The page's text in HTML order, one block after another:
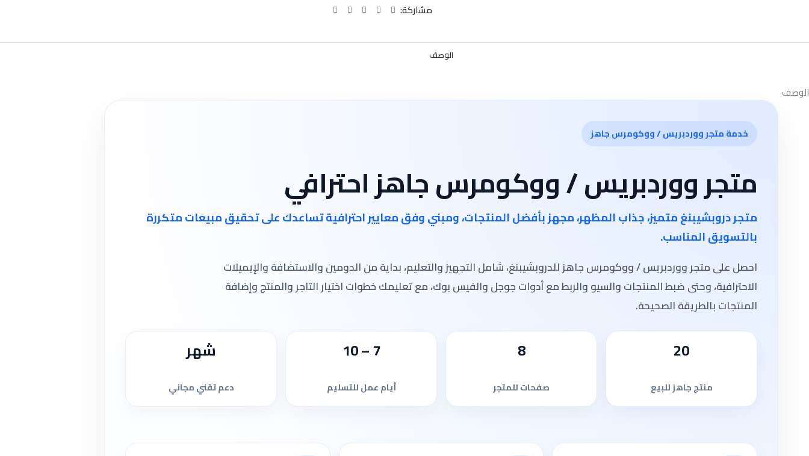
مشاركة:
الوصف
الوصف
خدمة متجر ووردبريس / ووكومرس جاهز
متجر ووردبريس / ووكومرس جاهز احترافي
متجر دروبشيبنغ متميز، جذاب المظهر، مجهز بأفضل المنتجات، ومبني وفق معايير احترافية تساعدك على تحقيق مبيعات متكررة
بالتسويق المناسب.
احصل على متجر ووردبريس / ووكومرس جاهز للدروبشيبنغ، شامل التجهيز والتعليم، بداية من الدومين والاستضافة والإيميلات
الاحترافية، وحتى ضبط المنتجات والسيو والربط مع أدوات جوجل والفيس بوك، مع تعليمك خطوات اختيار التاجر والمنتج وإضافة
المنتجات بالطريقة الصحيحة.
20
منتج جاهز للبيع
8
صفحات للمتجر
7 – 10
أيام عمل للتسليم
شهر
دعم تقني مجاني